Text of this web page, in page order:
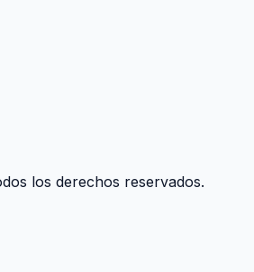
los derechos reservados.